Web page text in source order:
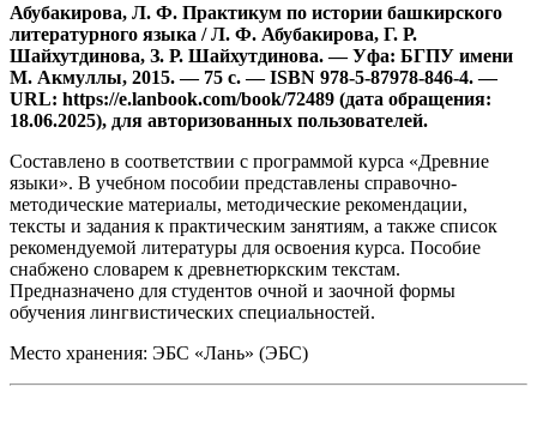
Абубакирова, Л. Ф. Практикум по истории башкирского
литературного языка / Л. Ф. Абубакирова, Г. Р.
Шайхутдинова, З. Р. Шайхутдинова. — Уфа: БГПУ имени
М. Акмуллы, 2015. — 75 с. — ISBN 978-5-87978-846-4. —
URL: https://e.lanbook.com/book/72489 (дата обращения:
18.06.2025), для авторизованных пользователей.
Составлено в соответствии с программой курса «Древние
языки». В учебном пособии представлены справочно-
методические материалы, методические рекомендации,
тексты и задания к практическим занятиям, а также список
рекомендуемой литературы для освоения курса. Пособие
снабжено словарем к древнетюркским текстам.
Предназначено для студентов очной и заочной формы
обучения лингвистических специальностей.
Место хранения: ЭБС «Лань» (ЭБС)